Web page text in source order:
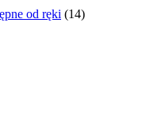
od ręki (14)